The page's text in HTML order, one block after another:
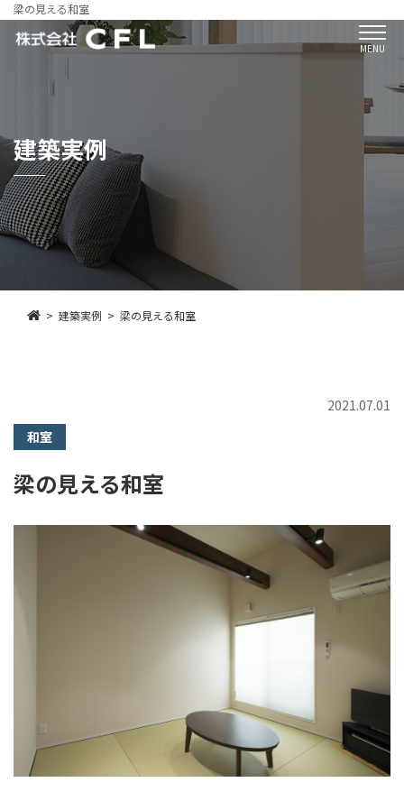
梁の見える和室
MENU
建築実例
建築実例 梁の見える和室
2021.07.01
和室
梁の見える和室